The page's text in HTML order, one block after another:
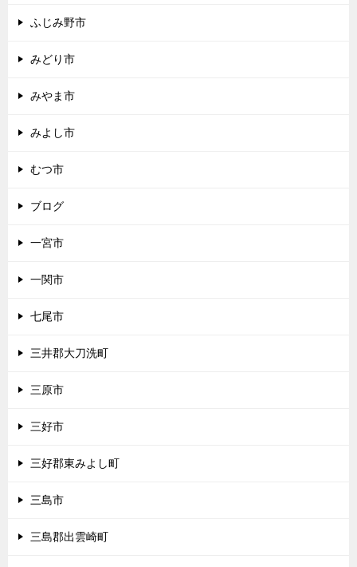
ふじみ野市
みどり市
みやま市
みよし市
むつ市
ブログ
一宮市
一関市
七尾市
三井郡大刀洗町
三原市
三好市
三好郡東みよし町
三島市
三島郡出雲崎町